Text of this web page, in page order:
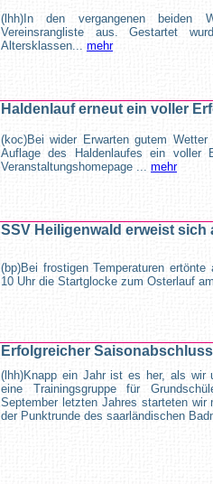
(lhh)In den vergangenen beiden
Vereinsrangliste aus. Gestartet
Altersklassen... mehr
Haldenlauf erneut ein voller
(koc)Bei wider Erwarten gutem
Auflage des Haldenlaufes ein voller
Veranstaltungshomepage ... mehr
SSV Heiligenwald erweist sich
(bp)Bei frostigen Temperaturen
10 Uhr die Startglocke zum Osterlauf
Erfolgreicher
(lhh)Knapp ein Jahr ist es her, als wir
eine Trainingsgruppe für
September letzten Jahres starteten wir
der Punktrunde des saarländischen